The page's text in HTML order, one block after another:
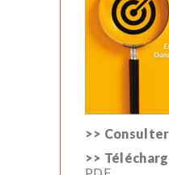
>> Consulter
>>